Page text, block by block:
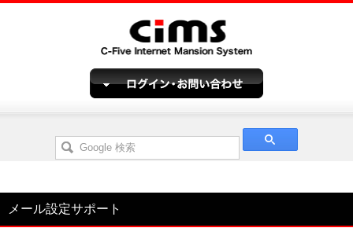
メール設定サポート